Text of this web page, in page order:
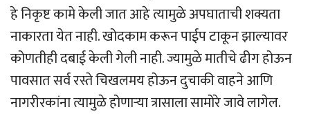
हे निकृष्ट कामे केली जात आहे त्यामुळे अपघाताची शक्यता
नाकारता येत नाही. खोदकाम करून पाईप टाकून झाल्यावर
कोणतीही दबाई केली गेली नाही. ज्यामुळे मातीचे ढीग होऊन
पावसात सर्व रस्ते चिखलमय होऊन दुचाकी वाहने आणि
नागरीरकांना त्यामुळे होणार्‍या त्रासाला सामोरे जावे लागेल.